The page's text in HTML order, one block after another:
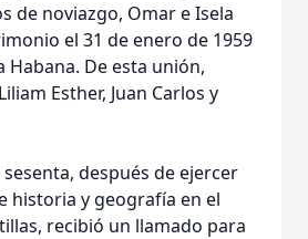
de noviazgo, Omar e Isela
el 31 de enero de 1959
Habana. De esta unión,
Esther, Juan Carlos y
después de ejercer
historia y geografía en el
recibió un llamado para